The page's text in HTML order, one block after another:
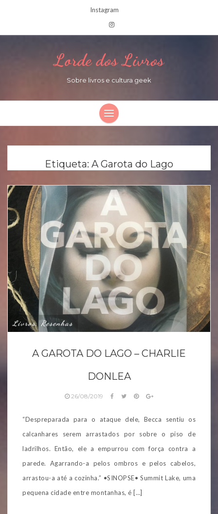
Instagram
Lorde dos Livros
Sobre livros e cultura geek
Etiqueta: A Garota do Lago
Livros, Resenhas
A GAROTA DO LAGO – CHARLIE
DONLEA
26/08/2019
“Despreparada para o ataque dele, Becca sentiu os
calcanhares serem arrastados por sobre o piso de
ladrilhos. Então, ele a empurrou com força contra a
parede. Agarrando-a pelos ombros e pelos cabelos,
arrastou-a até a cozinha.” •SINOPSE• Summit Lake, uma
pequena cidade entre montanhas, é […]